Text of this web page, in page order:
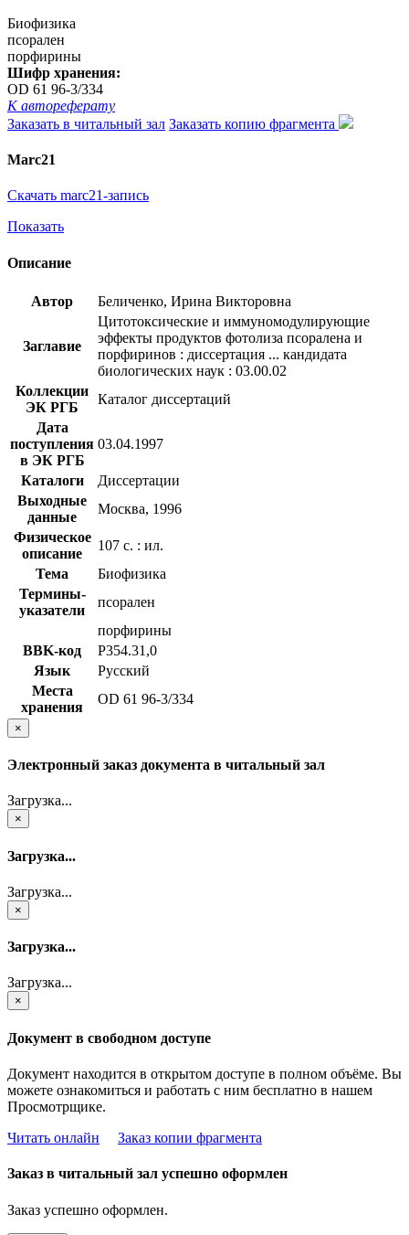
Биофизика
псорален
порфирины
Шифр хранения:
OD 61 96-3/334
К автореферату
Заказать в читальный зал Заказать копию фрагмента
Marc21
Скачать marc21-запись
Показать
Описание
Автор Беличенко, Ирина Викторовна
Заглавие
Цитотоксические и иммуномодулирующие
эффекты продуктов фотолиза псоралена и
порфиринов : диссертация ... кандидата
биологических наук : 03.00.02
Коллекции
ЭК РГБ
Каталог диссертаций
Дата
поступления
в ЭК РГБ
03.04.1997
Каталоги
Диссертации
Выходные
данные
Москва, 1996
Физическое
описание
107 с. : ил.
Тема
Биофизика
Термины-
указатели
псорален
порфирины
BBK-код
Р354.31,0
Язык
Русский
Места
хранения
OD 61 96-3/334
×
Электронный заказ документа в читальный зал
Загрузка...
×
Загрузка...
Загрузка...
×
Загрузка...
Загрузка...
×
Документ в свободном доступе
Документ находится в открытом доступе в полном объёме. Вы
можете ознакомиться и работать с ним бесплатно в нашем
Просмотрщике.
Читать онлайн
Заказ копии фрагмента
Заказ в читальный зал успешно оформлен
Заказ успешно оформлен.